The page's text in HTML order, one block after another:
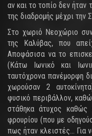
αν και το τοπίο δεν
της διαδρομής μέχρι την
Στο χωριό Νεοχώριο
της Καλύβας, που
Αποφάσισα να το
(Κάτω Ιωνικό και
ταυτόχρονα πανέμορφη
χωρούσαν 2
φυσικό περιβάλλον,
στάθηκα άτυχος καθώς
φρουρίου (που με
πως ήταν κλειστές... Για